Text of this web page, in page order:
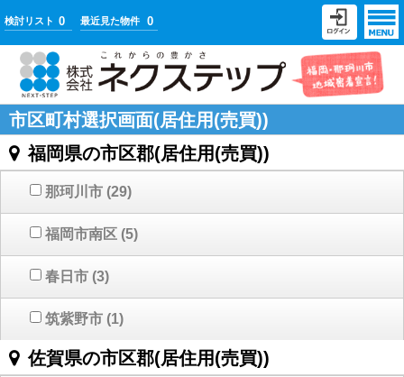
検討リスト 0 最近見た物件 0
市区町村選択画面(居住用(売買))
福岡県の市区郡(居住用(売買))
那珂川市 (29)
福岡市南区 (5)
春日市 (3)
筑紫野市 (1)
佐賀県の市区郡(居住用(売買))